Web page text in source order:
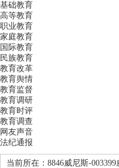
基础教育
高等教育
职业教育
家庭教育
国际教育
民族教育
教育改革
教育舆情
教育监督
教育调研
教育时评
教育调查
网友声音
法纪通报
当前所在： 8846威尼斯-003399